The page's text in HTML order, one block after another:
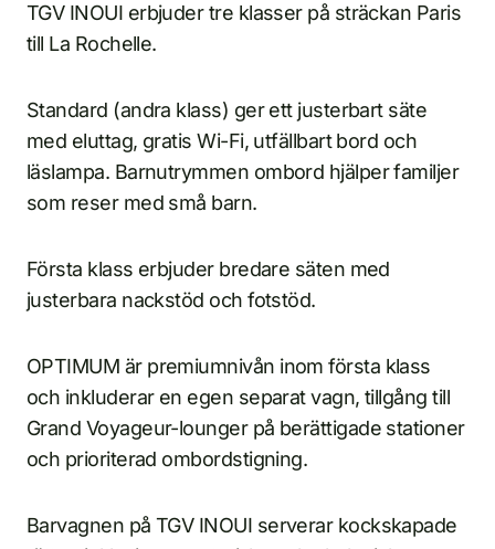
TGV INOUI erbjuder tre klasser på sträckan Paris
till La Rochelle.
Standard (andra klass) ger ett justerbart säte
med eluttag, gratis Wi-Fi, utfällbart bord och
läslampa. Barnutrymmen ombord hjälper familjer
som reser med små barn.
Första klass erbjuder bredare säten med
justerbara nackstöd och fotstöd.
OPTIMUM är premiumnivån inom första klass
och inkluderar en egen separat vagn, tillgång till
Grand Voyageur-lounger på berättigade stationer
och prioriterad ombordstigning.
Barvagnen på TGV INOUI serverar kockskapade